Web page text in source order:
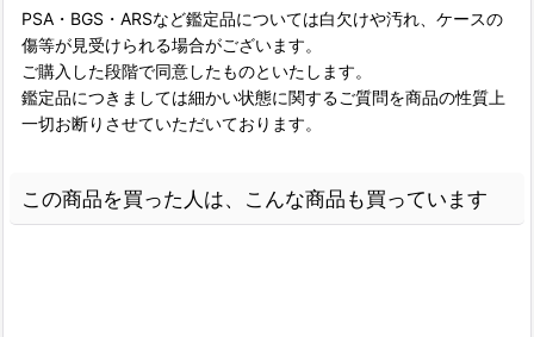
PSA・BGS・ARSなど鑑定品については白欠けや汚れ、ケースの
傷等が見受けられる場合がございます。
ご購入した段階で同意したものといたします。
鑑定品につきましては細かい状態に関するご質問を商品の性質上
一切お断りさせていただいております。
この商品を買った人は、こんな商品も買っています